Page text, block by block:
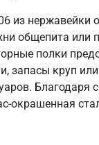
нержавейки
общепита
полки
запасы круп
Благодаря
окрашенная